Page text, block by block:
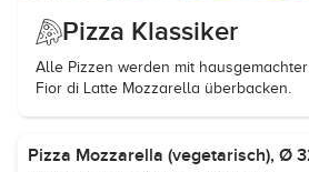
Pizza Klassiker
Alle Pizzen werden mit
Fior di Latte Mozzarella überbacken.
Pizza Mozzarella (vegetarisch), Ø